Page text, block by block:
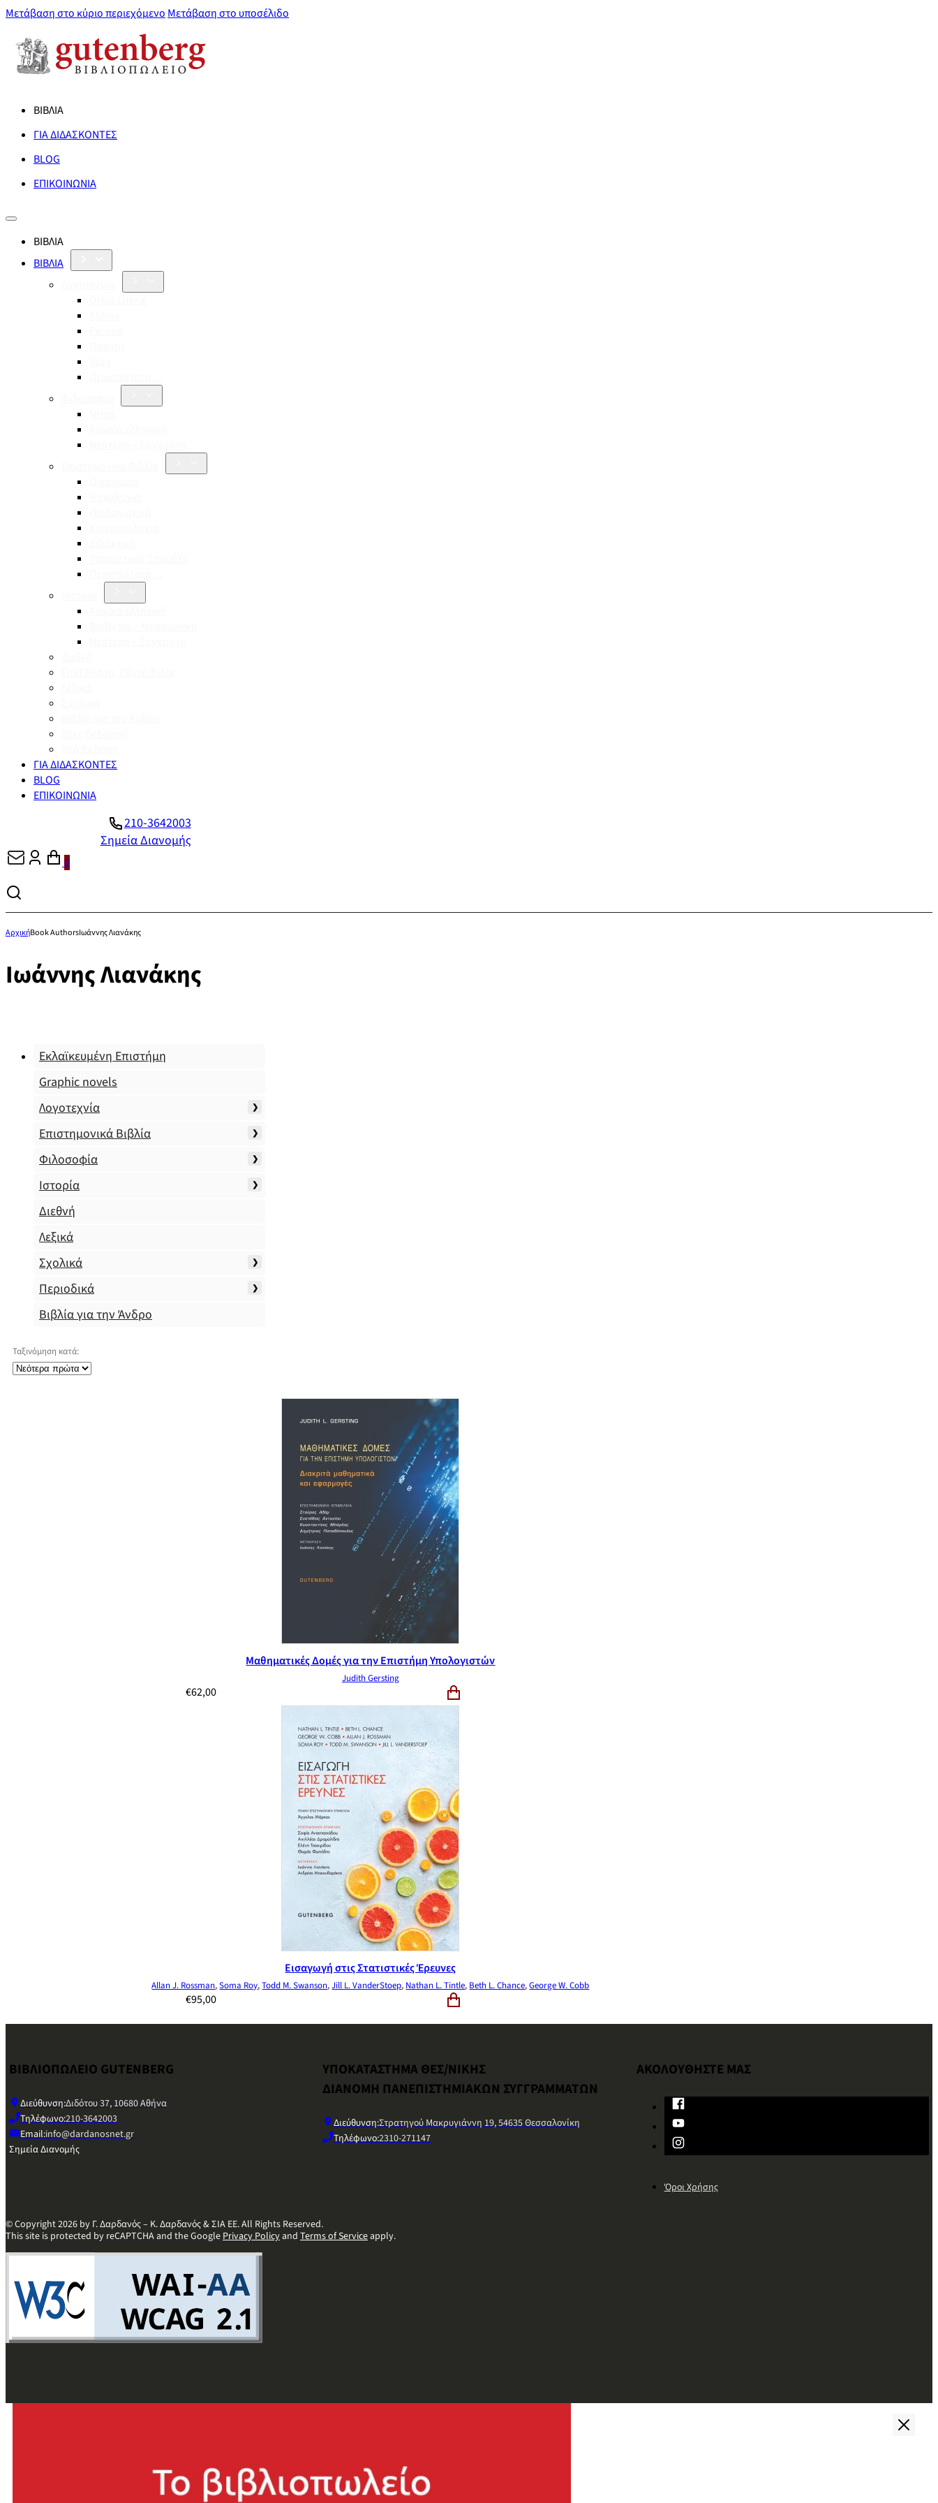
Μετάβαση στο κύριο περιεχόμενο Μετάβαση στο υποσέλιδο
ΒΙΒΛΙΑ
ΓΙΑ ΔΙΔΑΣΚΟΝΤΕΣ
BLOG
ΕΠΙΚΟΙΝΩΝΙΑ
ΒΙΒΛΙΑ
ΒΙΒΛΙΑ
ΓΙΑ ΔΙΔΑΣΚΟΝΤΕΣ
BLOG
ΕΠΙΚΟΙΝΩΝΙΑ
210-3642003
Σημεία Διανομής
0
ΑρχικήBook AuthorsΙωάννης Λιανάκης
Ιωάννης Λιανάκης
Εκλαϊκευμένη Επιστήμη
Graphic novels
Λογοτεχνία
Επιστημονικά Βιβλία
Φιλοσοφία
Ιστορία
Διεθνή
Λεξικά
Σχολικά
Περιοδικά
Βιβλία για την Άνδρο
Ταξινόμηση κατά:
Μαθηματικές Δομές για την Επιστήμη Υπολογιστών
Judith Gersting
€62,00
Εισαγωγή στις Στατιστικές Έρευνες
Allan J. Rossman,Soma Roy,Todd M. Swanson,Jill L. VanderStoep, Nathan L. Tintle, Beth L. Chance,George W. Cobb
€95,00
ΒΙΒΛΙΟΠΩΛΕΙΟ GUTENBERG
Διεύθυνση:Διδότου 37, 10680 Αθήνα
Τηλέφωνο:210-3642003
Email:info@dardanosnet.gr
Σημεία Διανομής
ΥΠΟΚΑΤΑΣΤΗΜΑ ΘΕΣ/ΝΙΚΗΣ
ΔΙΑΝΟΜΗ ΠΑΝΕΠΙΣΤΗΜΙΑΚΩΝ ΣΥΓΓΡΑΜΜΑΤΩΝ
Διεύθυνση:Στρατηγού Μακρυγιάννη 19, 54635 Θεσσαλονίκη
Τηλέφωνο:2310-271147
ΑΚΟΛΟΥΘΗΣΤΕ ΜΑΣ
Όροι Χρήσης
© Copyright 2026 by Γ. Δαρδανός – Κ. Δαρδανός & ΣΙΑ ΕΕ. All Rights Reserved.
This site is protected by reCAPTCHA and the GooglePrivacy Policyand Terms of Serviceapply.